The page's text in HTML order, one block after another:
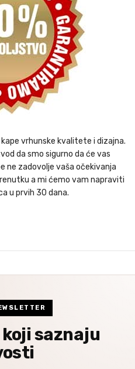
vrhunske kvalitete i dizajna.
da smo sigurno da će vas
ne zadovolje vaša očekivanja
a mi ćemo vam napraviti
u prvih 30 dana.
saznaju